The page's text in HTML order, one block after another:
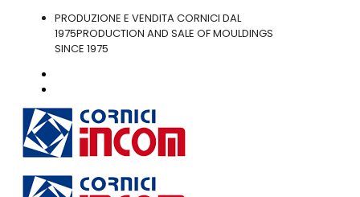
PRODUZIONE E VENDITA CORNICI DAL
1975PRODUCTION AND SALE OF MOULDINGS
SINCE 1975